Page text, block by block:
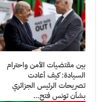
بين مقتضيات الأمن واحترام
السيادة: كيف أعادت
تصريحات الرئيس الجزائري
بشأن تونس فتح…